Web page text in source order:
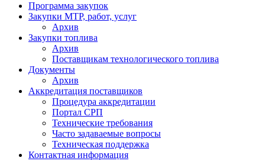
Программа закупок
Закупки МТР, работ, услуг
Архив
Закупки топлива
Архив
Поставщикам технологического топлива
Документы
Архив
Аккредитация поставщиков
Процедура аккредитации
Портал СРП
Технические требования
Часто задаваемые вопросы
Техническая поддержка
Контактная информация